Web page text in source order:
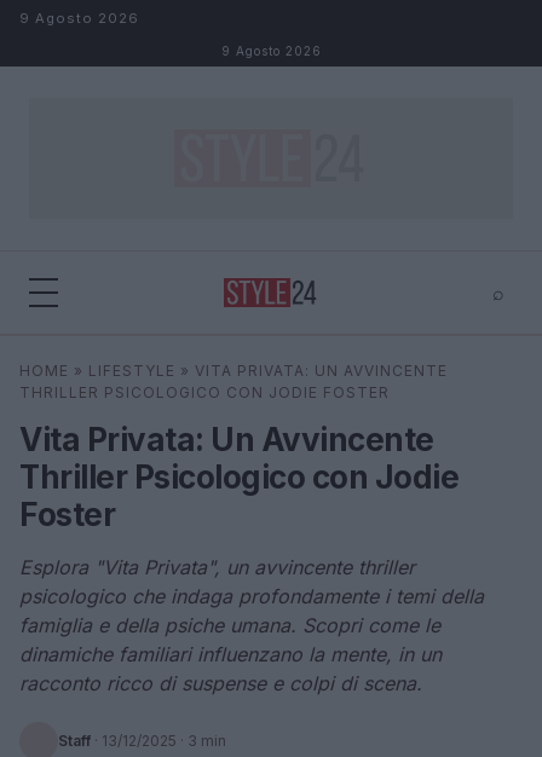
Salta al contenuto
9 Agosto 2026
9 Agosto 2026
⌕
Cerca
HOME » LIFESTYLE » VITA PRIVATA: UN AVVINCENTE
THRILLER PSICOLOGICO CON JODIE FOSTER
Vita Privata: Un Avvincente
Thriller Psicologico con Jodie
Foster
Esplora "Vita Privata", un avvincente thriller
psicologico che indaga profondamente i temi della
famiglia e della psiche umana. Scopri come le
dinamiche familiari influenzano la mente, in un
racconto ricco di suspense e colpi di scena.
Staff · 13/12/2025 · 3 min